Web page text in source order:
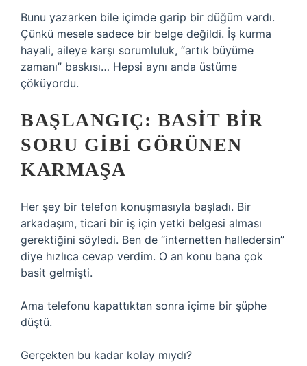
Bunu yazarken bile içimde garip bir düğüm vardı.
Çünkü mesele sadece bir belge değildi. İş kurma
hayali, aileye karşı sorumluluk, “artık büyüme
zamanı” baskısı… Hepsi aynı anda üstüme
çöküyordu.
BAŞLANGIÇ: BASIT BIR
SORU GIBI GÖRÜNEN
KARMAŞA
Her şey bir telefon konuşmasıyla başladı. Bir
arkadaşım, ticari bir iş için yetki belgesi alması
gerektiğini söyledi. Ben de “internetten halledersin”
diye hızlıca cevap verdim. O an konu bana çok
basit gelmişti.
Ama telefonu kapattıktan sonra içime bir şüphe
düştü.
Gerçekten bu kadar kolay mıydı?